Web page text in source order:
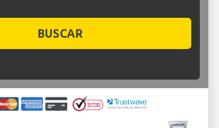
BUSCAR